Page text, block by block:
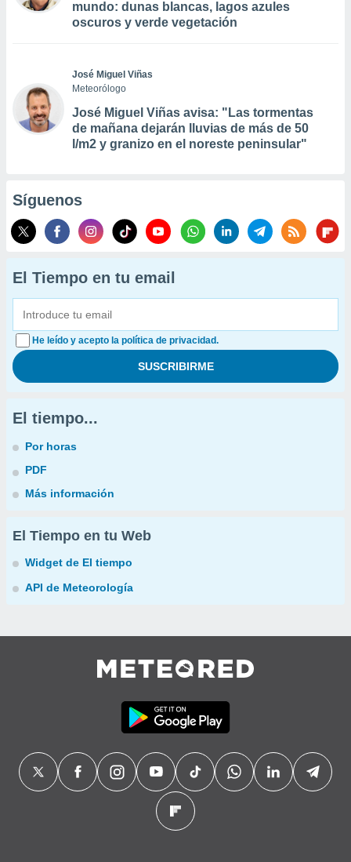
mundo: dunas blancas, lagos azules
oscuros y verde vegetación
José Miguel Viñas
Meteorólogo
José Miguel Viñas avisa: "Las tormentas
de mañana dejarán lluvias de más de 50
l/m2 y granizo en el noreste peninsular"
Síguenos
El Tiempo en tu email
He leído y acepto la política de privacidad.
El tiempo...
Por horas
PDF
Más información
El Tiempo en tu Web
Widget de El tiempo
API de Meteorología